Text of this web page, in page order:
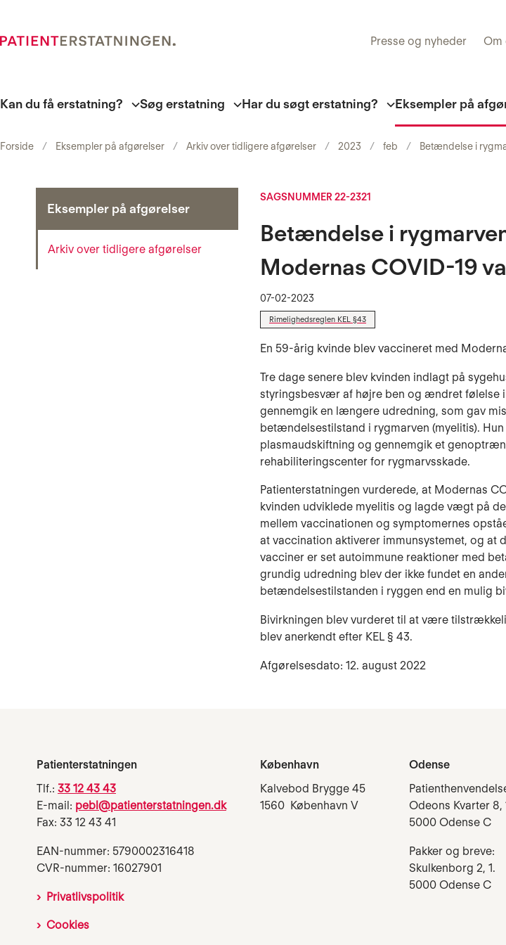
Presse og nyheder Om
Kan du få erstatning? Søg erstatning Har du søgt erstatning? Eksempler på
Forside Eksempler på afgørelser Arkiv over tidligere afgørelser 2023 feb Betændelse i
Eksempler på afgørelser
Arkiv over tidligere afgørelser
SAGSNUMMER 22-2321
Betændelse i
Modernas COVID-19
07-02-2023
Rimelighedsreglen KEL §43
En 59-årig kvinde blev vaccineret med
Tre dage senere blev kvinden indlagt på
styringsbesvær af højre ben og ændret følelse
gennemgik en længere udredning, som gav
betændelsestilstand i rygmarven (myelitis).
plasmaudskiftning og gennemgik et
rehabiliteringscenter for rygmarvsskade.
Patienterstatningen vurderede, at Modernas
kvinden udviklede myelitis og lagde vægt på
mellem vaccinationen og symptomernes
at vaccination aktiverer immunsystemet, og at
vacciner er set autoimmune reaktioner med
grundig udredning blev der ikke fundet en
betændelsestilstanden i ryggen end en mulig
Bivirkningen blev vurderet til at være
blev anerkendt efter KEL § 43.
Afgørelsesdato: 12. august 2022
Patienterstatningen
Tlf.: 33 12 43 43
E-mail: pebl@patienterstatningen.dk
Fax: 33 12 43 41
EAN-nummer: 5790002316418
CVR-nummer: 16027901
Privatlivspolitik
Cookies
København
Kalvebod Brygge 45
1560 København V
Odense
Odeons Kvarter 8,
5000 Odense C
Pakker og breve:
Skulkenborg 2, 1.
5000 Odense C